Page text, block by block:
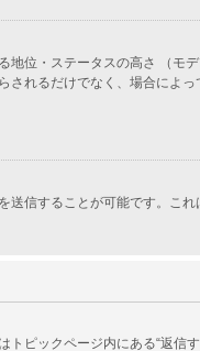
位・ステータスの高さ （モ
れるだけでなく、場合によ
信することが可能です。こ
ピックページ内にある“返信